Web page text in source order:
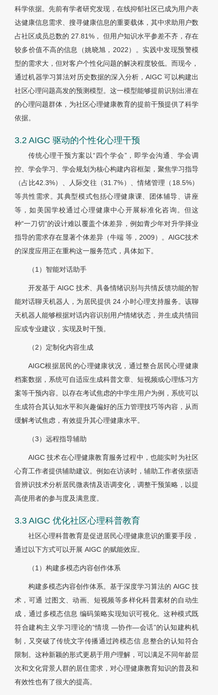
科学依据。先前有学者研究发现，在线抑郁社区已成为用户表
达健康信息需求、搜寻健康信息的重要载体，其中求助用户数
占社区成员总数的 27.81%， 但用户知识水平参差不齐，存在
较多价值不高的信息（姚晓旭，2022）。实践中发现预警模
型的需求大，但对客户个性化问题的解决程度较低。而现今，
通过机器学习算法对历史数据的深入分析，AIGC 可以构建出
社区心理问题高发的预测模型。这一模型能够提前识别出潜在
的心理问题群体，为社区心理健康教育的提前干预提供了科学
依据。
3.2 AIGC 驱动的个性化心理干预
传统心理干预方案以“四个学会”，即学会沟通、学会调
控、学会学习、学会规划为核心构建内容框架，聚焦学习指导
（占比42.3%）、人际交往（31.7%）、情绪管理（18.5%）
等共性需求。其典型模式包括心理健康课、团体辅导、讲座
等，如美国学校通过心理健康中心开展标准化咨询。但这
种“一刀切”的设计难以覆盖个体差异，例如青少年对升学择业
指导的需求存在显著个体差异（牛端 等，2009）。AIGC技术
的深度应用正在重构这一服务范式，具体如下。
（1）智能对话助手
开发基于 AIGC 技术、具备情绪识别与共情反馈功能的智
能对话聊天机器人，为居民提供 24 小时心理支持服务。该聊
天机器人能够根据对话内容识别用户情绪状态，并生成共情回
应或专业建议，实现及时干预。
（2）定制化内容生成
AIGC根据居民的心理健康状况，通过整合居民心理健康
档案数据，系统可自适应生成科普文章、短视频或心理练习方
案等干预内容。以存在考试焦虑的中学生用户为例，系统可以
生成符合其认知水平和兴趣偏好的压力管理技巧等内容，从而
缓解考试焦虑，有效提升其心理健康水平。
（3）远程指导辅助
AIGC 技术在心理健康教育服务过程中，也能实时为社区
心育工作者提供辅助建议。例如在访谈时，辅助工作者依据语
音辨识技术分析居民微表情及语调变化，调整干预策略，以提
高使用者的参与度及满意度。
3.3 AIGC 优化社区心理科普教育
社区心理科普教育是促进居民心理健康意识的重要手段，
通过以下方式可以开展 AIGC 的赋能效应。
（1）构建多模态内容创作体系
构建多模态内容创作体系。基于深度学习算法的 AIGC 技
术，可通 过图文、动画、短视频等多样化科普素材的自动生
成，通过多模态信息 编码策略实现知识可视化。这种模式既
符合建构主义学习理论的“情境 —协作—会话”的认知建构机
制，又突破了传统文字传播通过跨模态信 息整合的认知符合
限制。这种新颖的形式更易于用户理解，可以满足不同年龄层
次和文化背景人群的居住需求，对心理健康教育知识的普及和
有效性也有了很大的提高。